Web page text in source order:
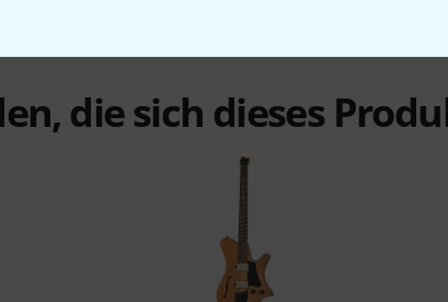
die sich dieses